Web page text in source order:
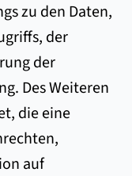
zu den Daten,
der
der
Des Weiteren
die eine
auf